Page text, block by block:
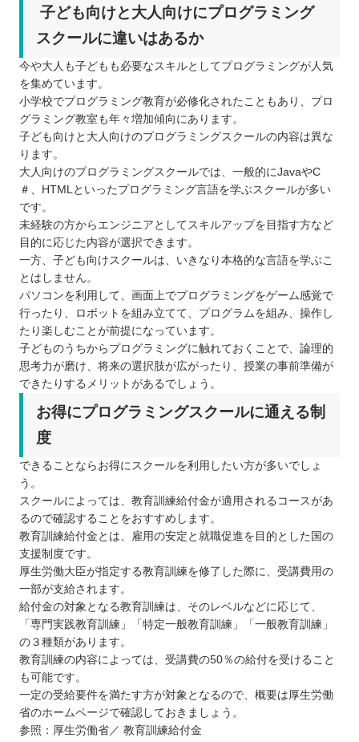
子ども向けと大人向けにプログラミング
スクールに違いはあるか
今や大人も子どもも必要なスキルとしてプログラミングが人気
を集めています。
小学校でプログラミング教育が必修化されたこともあり、プロ
グラミング教室も年々増加傾向にあります。
子ども向けと大人向けのプログラミングスクールの内容は異な
ります。
大人向けのプログラミングスクールでは、一般的にJavaやC
＃、HTMLといったプログラミング言語を学ぶスクールが多い
です。
未経験の方からエンジニアとしてスキルアップを目指す方など
目的に応じた内容が選択できます。
一方、子ども向けスクールは、いきなり本格的な言語を学ぶこ
とはしません。
パソコンを利用して、画面上でプログラミングをゲーム感覚で
行ったり、ロボットを組み立てて、プログラムを組み、操作し
たり楽しむことが前提になっています。
子どものうちからプログラミングに触れておくことで、論理的
思考力が磨け、将来の選択肢が広がったり、授業の事前準備が
できたりするメリットがあるでしょう。
お得にプログラミングスクールに通える制
度
できることならお得にスクールを利用したい方が多いでしょ
う。
スクールによっては、教育訓練給付金が適用されるコースがあ
るので確認することをおすすめします。
教育訓練給付金とは、雇用の安定と就職促進を目的とした国の
支援制度です。
厚生労働大臣が指定する教育訓練を修了した際に、受講費用の
一部が支給されます。
給付金の対象となる教育訓練は、そのレベルなどに応じて、
「専門実践教育訓練」「特定一般教育訓練」「一般教育訓練」
の３種類があります。
教育訓練の内容によっては、受講費の50％の給付を受けること
も可能です。
一定の受給要件を満たす方が対象となるので、概要は厚生労働
省のホームページで確認しておきましょう。
参照：厚生労働省／ 教育訓練給付金